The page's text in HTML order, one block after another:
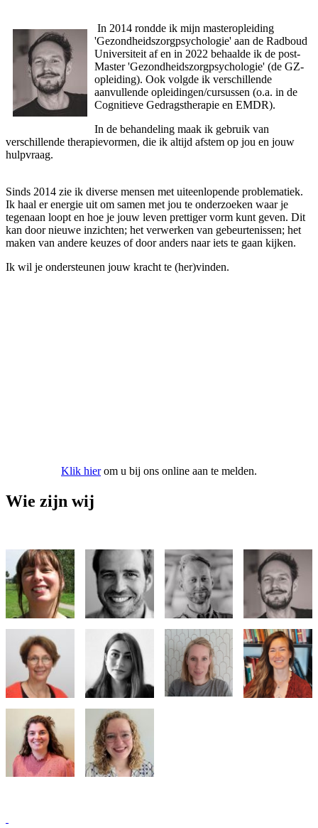
In 2014 rondde ik mijn masteropleiding
'Gezondheidszorgpsychologie' aan de Radboud
Universiteit af en in 2022 behaalde ik de post-
Master 'Gezondheidszorgpsychologie' (de GZ-
opleiding). Ook volgde ik verschillende
aanvullende opleidingen/cursussen (o.a. in de
Cognitieve Gedragstherapie en EMDR).
In de behandeling maak ik gebruik van
verschillende therapievormen, die ik altijd afstem op jou en jouw
hulpvraag.
Sinds 2014 zie ik diverse mensen met uiteenlopende problematiek.
Ik haal er energie uit om samen met jou te onderzoeken waar je
tegenaan loopt en hoe je jouw leven prettiger vorm kunt geven. Dit
kan door nieuwe inzichten; het verwerken van gebeurtenissen; het
maken van andere keuzes of door anders naar iets te gaan kijken.
Ik wil je ondersteunen jouw kracht te (her)vinden.
Klik hierom u bij ons online aan te melden.
Wie zijn wij